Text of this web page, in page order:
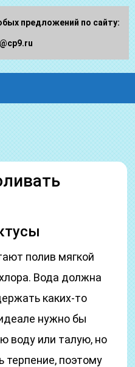
полив мягкой
Вода должна
каких-то
нужно бы
воду или талую, но
терпение, поэтому
предложений по сайту: